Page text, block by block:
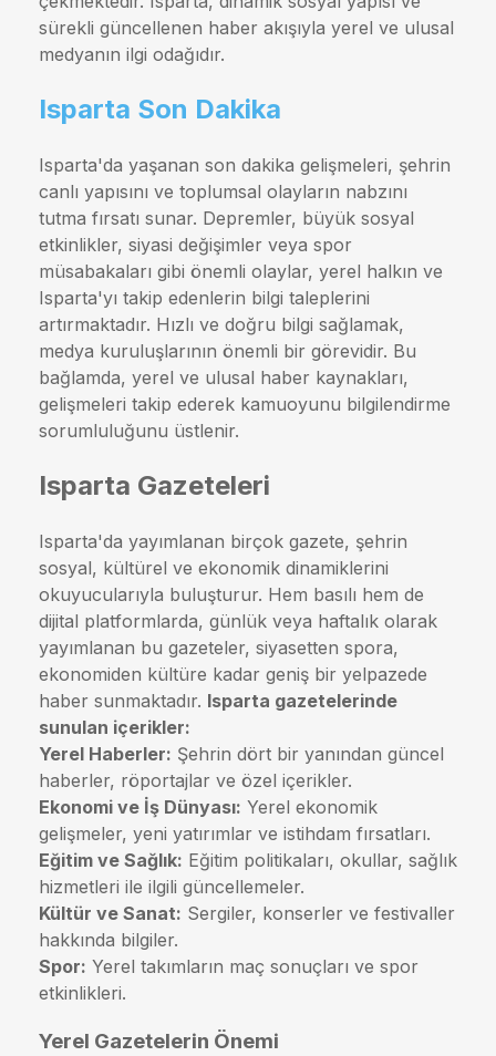
sürekli güncellenen haber akışıyla yerel ve ulusal
medyanın ilgi odağıdır.
Isparta Son Dakika
Isparta'da yaşanan son dakika gelişmeleri, şehrin
canlı yapısını ve toplumsal olayların nabzını
tutma fırsatı sunar. Depremler, büyük sosyal
etkinlikler, siyasi değişimler veya spor
müsabakaları gibi önemli olaylar, yerel halkın ve
Isparta'yı takip edenlerin bilgi taleplerini
artırmaktadır. Hızlı ve doğru bilgi sağlamak,
medya kuruluşlarının önemli bir görevidir. Bu
bağlamda, yerel ve ulusal haber kaynakları,
gelişmeleri takip ederek kamuoyunu bilgilendirme
sorumluluğunu üstlenir.
Isparta Gazeteleri
Isparta'da yayımlanan birçok gazete, şehrin
sosyal, kültürel ve ekonomik dinamiklerini
okuyucularıyla buluşturur. Hem basılı hem de
dijital platformlarda, günlük veya haftalık olarak
yayımlanan bu gazeteler, siyasetten spora,
ekonomiden kültüre kadar geniş bir yelpazede
haber sunmaktadır. Isparta gazetelerinde
sunulan içerikler:
Yerel Haberler: Şehrin dört bir yanından güncel
haberler, röportajlar ve özel içerikler.
Ekonomi ve İş Dünyası: Yerel ekonomik
gelişmeler, yeni yatırımlar ve istihdam fırsatları.
Eğitim ve Sağlık: Eğitim politikaları, okullar, sağlık
hizmetleri ile ilgili güncellemeler.
Kültür ve Sanat: Sergiler, konserler ve festivaller
hakkında bilgiler.
Spor: Yerel takımların maç sonuçları ve spor
etkinlikleri.
Yerel Gazetelerin Önemi